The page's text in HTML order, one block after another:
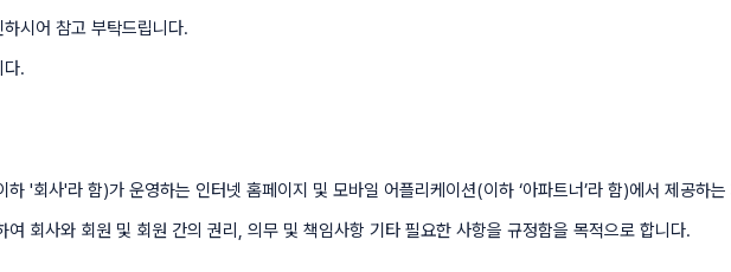
시어 참고 부탁드립니다.
다.
'회사'라 함)가 운영하는 인터넷 홈페이지 및 모바일 어플리케이션(이하 ‘아파트너’라 함)에서 제공하는
여 회사와 회원 및 회원 간의 권리, 의무 및 책임사항 기타 필요한 사항을 규정함을 목적으로 합니다.